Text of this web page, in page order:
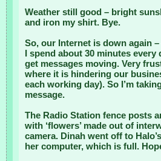
Weather still good – bright
and iron my shirt. Bye.
So, our Internet is down again
I spend about 30 minutes every
get messages moving. Very
where it is hindering our
each working day). So I’m
message.
The Radio Station fence posts
with ‘flowers’ made out of
camera. Dinah went off to
her computer, which is full.